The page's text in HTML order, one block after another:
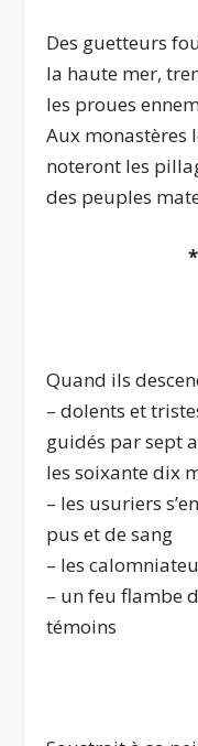
Des guetteurs
la haute mer,
les proues
Aux monastères
noteront les
des peuples
Quand ils
– dolents et
guidés par sept
les soixante dix
– les usuriers
pus et de sang
– les
– un feu flambe
témoins